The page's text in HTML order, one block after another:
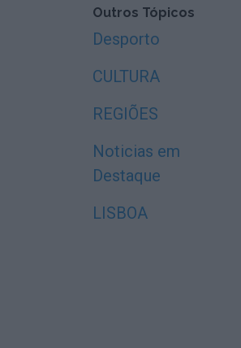
Outros Tópicos
Desporto
CULTURA
REGIÕES
Noticias em
Destaque
LISBOA